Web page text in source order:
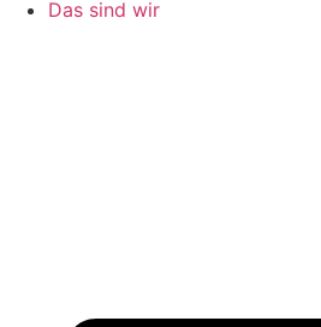
Das sind wir